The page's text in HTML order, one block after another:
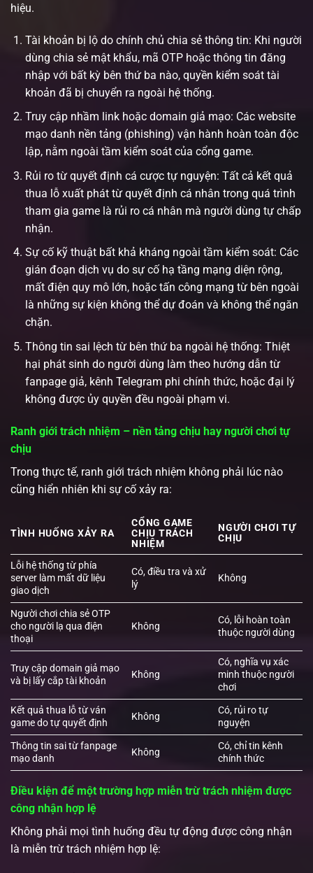
hiệu.
Tài khoản bị lộ do chính chủ chia sẻ thông tin: Khi người
dùng chia sẻ mật khẩu, mã OTP hoặc thông tin đăng
nhập với bất kỳ bên thứ ba nào, quyền kiểm soát tài
khoản đã bị chuyển ra ngoài hệ thống.
Truy cập nhầm link hoặc domain giả mạo: Các website
mạo danh nền tảng (phishing) vận hành hoàn toàn độc
lập, nằm ngoài tầm kiểm soát của cổng game.
Rủi ro từ quyết định cá cược tự nguyện: Tất cả kết quả
thua lỗ xuất phát từ quyết định cá nhân trong quá trình
tham gia game là rủi ro cá nhân mà người dùng tự chấp
nhận.
Sự cố kỹ thuật bất khả kháng ngoài tầm kiểm soát: Các
gián đoạn dịch vụ do sự cố hạ tầng mạng diện rộng,
mất điện quy mô lớn, hoặc tấn công mạng từ bên ngoài
là những sự kiện không thể dự đoán và không thể ngăn
chặn.
Thông tin sai lệch từ bên thứ ba ngoài hệ thống: Thiệt
hại phát sinh do người dùng làm theo hướng dẫn từ
fanpage giả, kênh Telegram phi chính thức, hoặc đại lý
không được ủy quyền đều ngoài phạm vi.
Ranh giới trách nhiệm – nền tảng chịu hay người chơi tự
chịu
Trong thực tế, ranh giới trách nhiệm không phải lúc nào
cũng hiển nhiên khi sự cố xảy ra:
TÌNH HUỐNG XẢY RA
CỔNG GAME
CHỊU TRÁCH
NHIỆM
NGƯỜI CHƠI TỰ
CHỊU
Lỗi hệ thống từ phía
server làm mất dữ liệu
giao dịch
Có, điều tra và xử
lý
Không
Người chơi chia sẻ OTP
cho người lạ qua điện
thoại
Không
Có, lỗi hoàn toàn
thuộc người dùng
Truy cập domain giả mạo
và bị lấy cắp tài khoản
Không
Có, nghĩa vụ xác
minh thuộc người
chơi
Kết quả thua lỗ từ ván
game do tự quyết định
Không
Có, rủi ro tự
nguyện
Thông tin sai từ fanpage
mạo danh
Không
Có, chỉ tin kênh
chính thức
Điều kiện để một trường hợp miễn trừ trách nhiệm được
công nhận hợp lệ
Không phải mọi tình huống đều tự động được công nhận
là miễn trừ trách nhiệm hợp lệ: